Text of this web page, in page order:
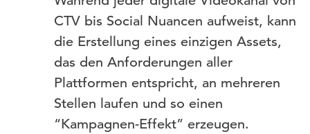
CTV bis Social Nuancen aufweist, kann
die Erstellung eines einzigen Assets,
das den Anforderungen aller
Plattformen entspricht, an mehreren
Stellen laufen und so einen
“Kampagnen-Effekt” erzeugen.